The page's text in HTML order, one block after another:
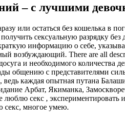
– с лучшими
или остаться без кошелька в
сексуальную разрядку
информацию о себе,
возбуждающий. There are all
и необходимого
общению с представителями
каждая опытная путана
Арбат, Якиманка,
секс ,
секс, многое умею.